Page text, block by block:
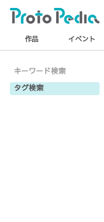
作品 イベント
キーワード検索
タグ検索